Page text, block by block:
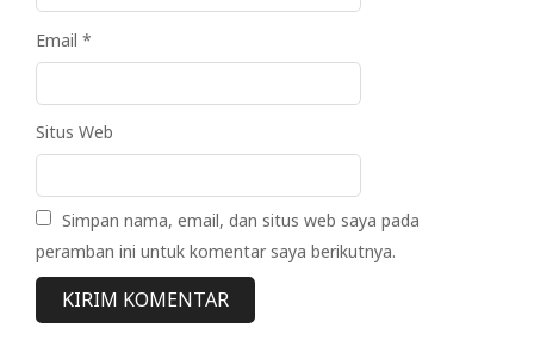
Email *
Situs Web
Simpan nama, email, dan situs web saya pada
peramban ini untuk komentar saya berikutnya.